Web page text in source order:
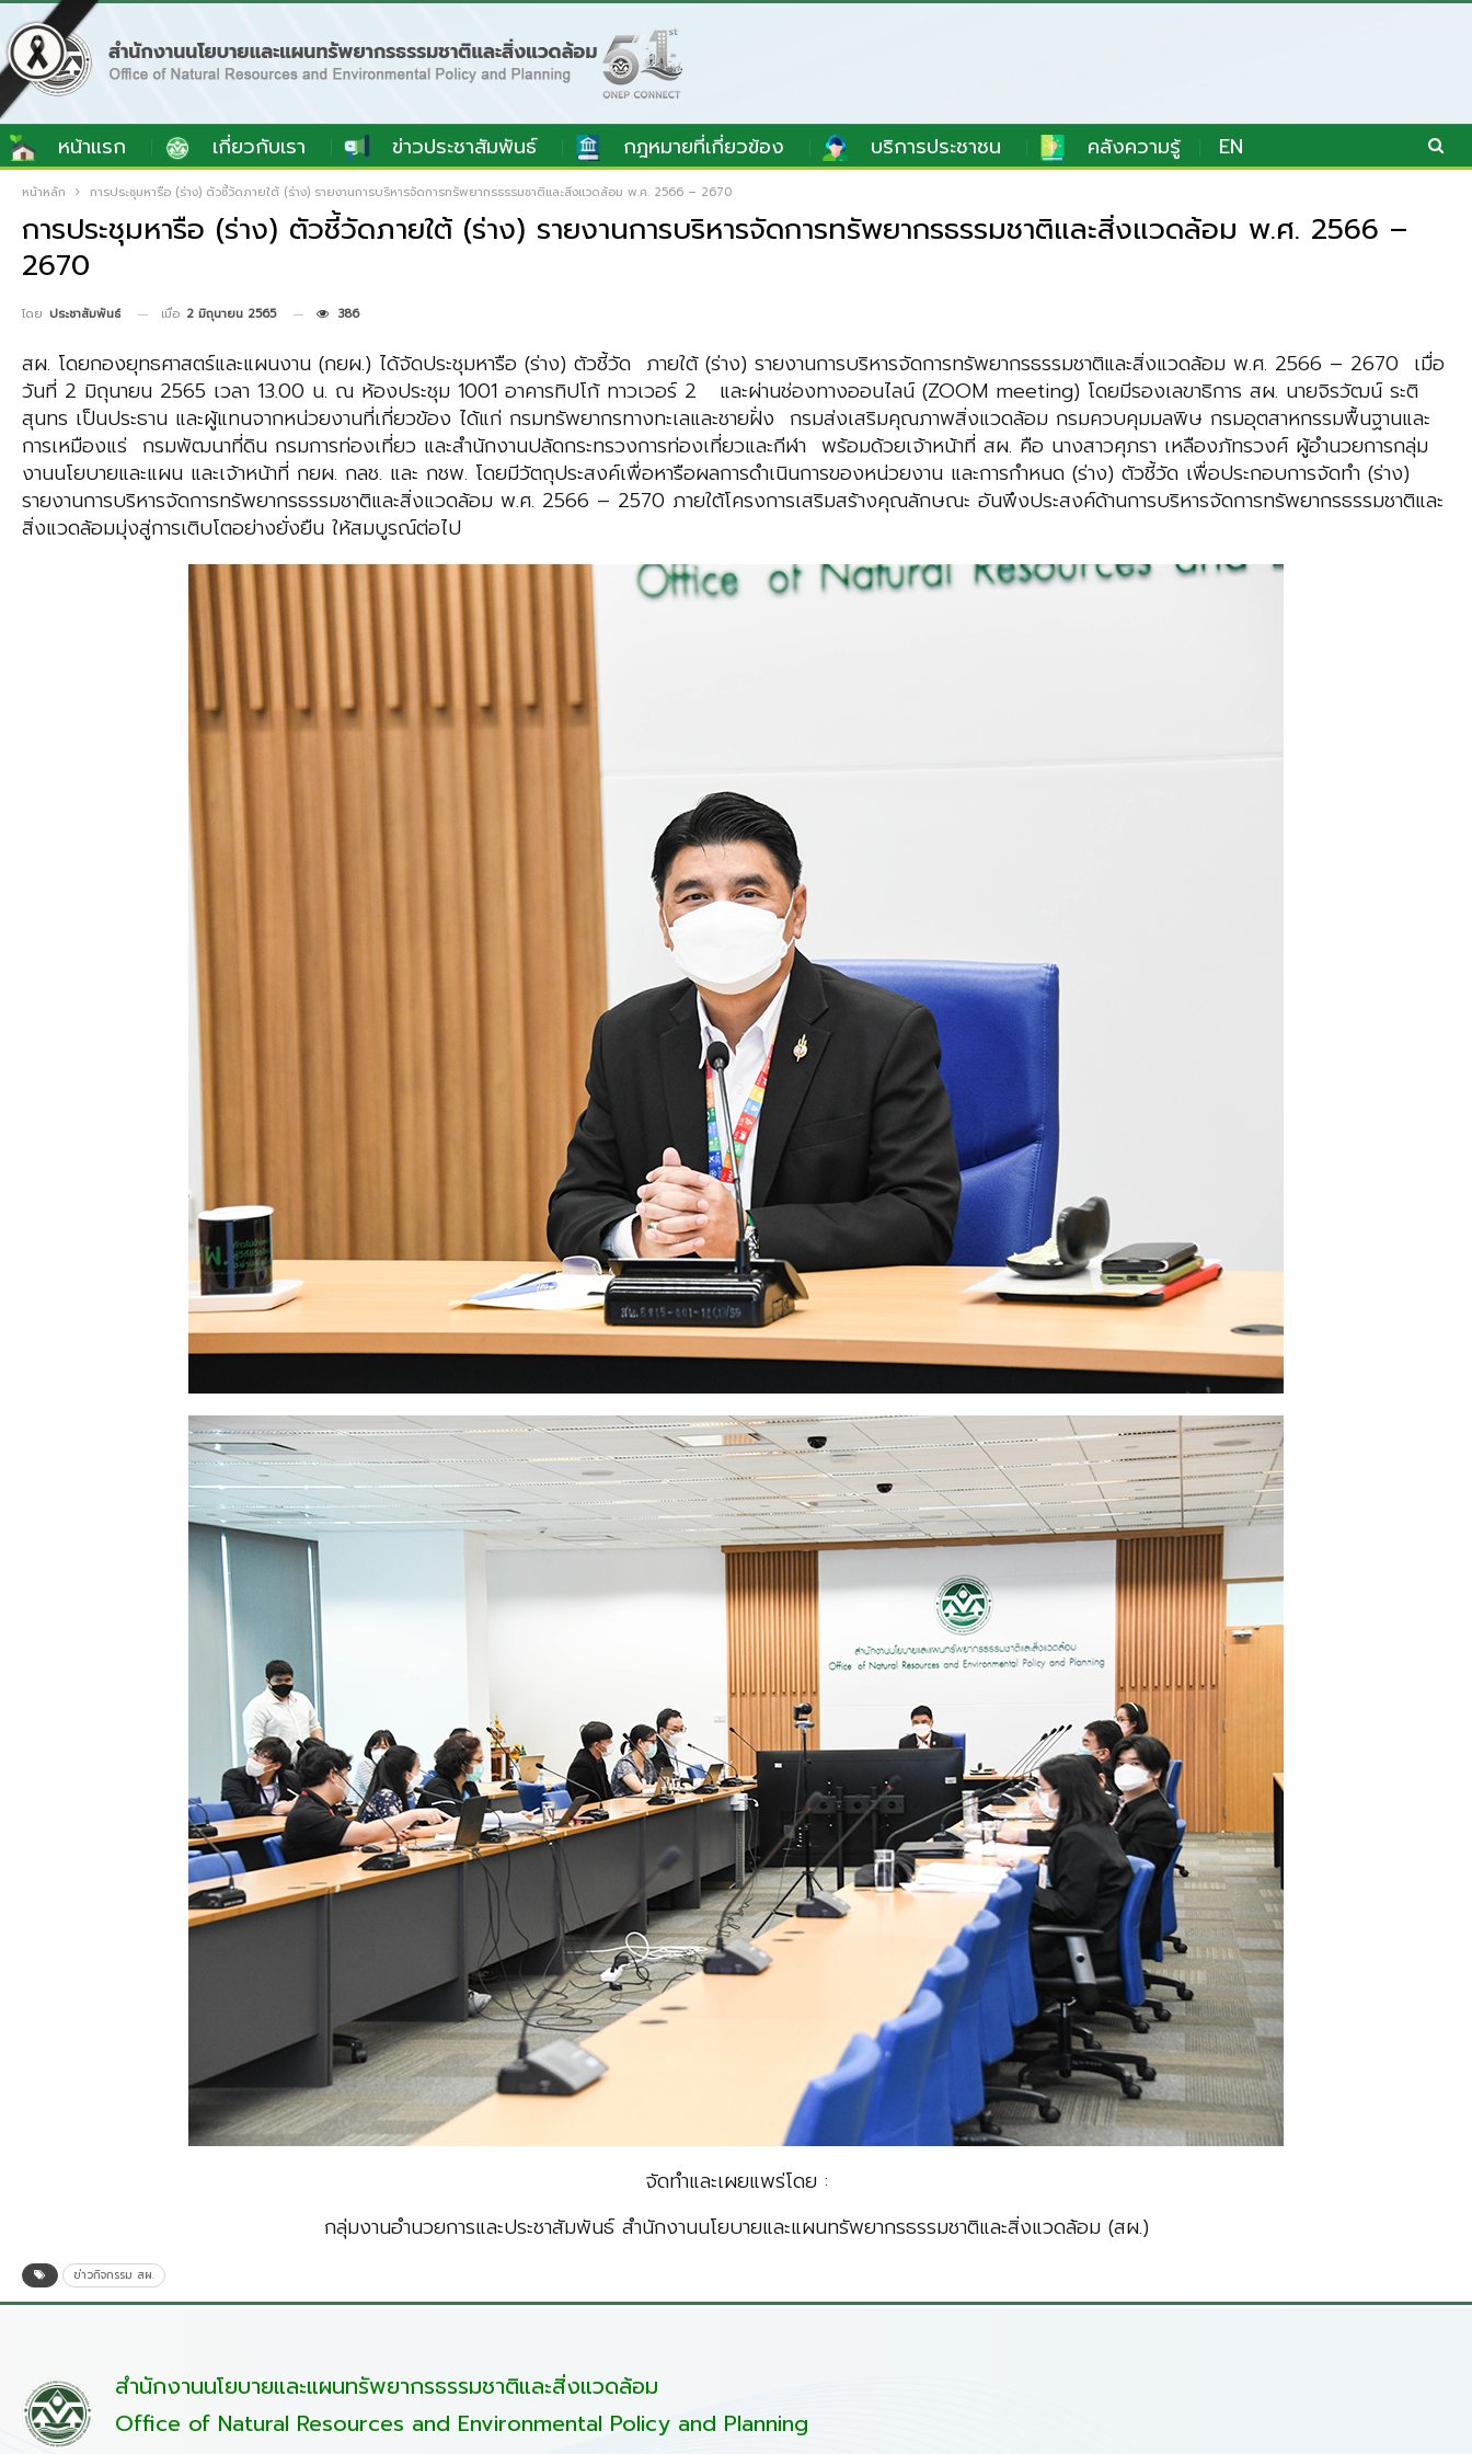
หน้าแรก เกี่ยวกับเรา ข่าวประชาสัมพันธ์ กฎหมายที่เกี่ยวข้อง บริการประชาชน คลังความรู้ EN
หน้าหลัก การประชุมหารือ (ร่าง) ตัวชี้วัดภายใต้ (ร่าง) รายงานการบริหารจัดการทรัพยากรธรรมชาติและสิ่งแวดล้อม พ.ศ. 2566 – 2670
การประชุมหารือ (ร่าง) ตัวชี้วัดภายใต้ (ร่าง) รายงานการบริหารจัดการทรัพยากรธรรมชาติและสิ่งแวดล้อม พ.ศ. 2566 –
2670
โดย ประชาสัมพันธ์ เมื่อ 2 มิถุนายน 2565 386
สผ. โดยกองยุทธศาสตร์และแผนงาน (กยผ.) ได้จัดประชุมหารือ (ร่าง) ตัวชี้วัด ภายใต้ (ร่าง) รายงานการบริหารจัดการทรัพยากรธรรมชาติและสิ่งแวดล้อม พ.ศ. 2566 – 2670 เมื่อ
วันที่ 2 มิถุนายน 2565 เวลา 13.00 น. ณ ห้องประชุม 1001 อาคารทิปโก้ ทาวเวอร์ 2 และผ่านช่องทางออนไลน์ (ZOOM meeting) โดยมีรองเลขาธิการ สผ. นายจิรวัฒน์ ระติ
สุนทร เป็นประธาน และผู้แทนจากหน่วยงานที่เกี่ยวข้อง ได้แก่ กรมทรัพยากรทางทะเลและชายฝั่ง กรมส่งเสริมคุณภาพสิ่งแวดล้อม กรมควบคุมมลพิษ กรมอุตสาหกรรมพื้นฐานและ
การเหมืองแร่ กรมพัฒนาที่ดิน กรมการท่องเที่ยว และสำนักงานปลัดกระทรวงการท่องเที่ยวและกีฬา พร้อมด้วยเจ้าหน้าที่ สผ. คือ นางสาวศุภรา เหลืองภัทรวงศ์ ผู้อำนวยการกลุ่ม
งานนโยบายและแผน และเจ้าหน้าที่ กยผ. กลช. และ กชพ. โดยมีวัตถุประสงค์เพื่อหารือผลการดำเนินการของหน่วยงาน และการกำหนด (ร่าง) ตัวชี้วัด เพื่อประกอบการจัดทำ (ร่าง)
รายงานการบริหารจัดการทรัพยากรธรรมชาติและสิ่งแวดล้อม พ.ศ. 2566 – 2570 ภายใต้โครงการเสริมสร้างคุณลักษณะ อันพึงประสงค์ด้านการบริหารจัดการทรัพยากรธรรมชาติและ
สิ่งแวดล้อมมุ่งสู่การเติบโตอย่างยั่งยืน ให้สมบูรณ์ต่อไป
จัดทำและเผยแพร่โดย :
กลุ่มงานอำนวยการและประชาสัมพันธ์ สำนักงานนโยบายและแผนทรัพยากรธรรมชาติและสิ่งแวดล้อม (สผ.)
ข่าวกิจกรรม สผ.
สำนักงานนโยบายและแผนทรัพยากรธรรมชาติและสิ่งแวดล้อม
Office of Natural Resources and Environmental Policy and Planning